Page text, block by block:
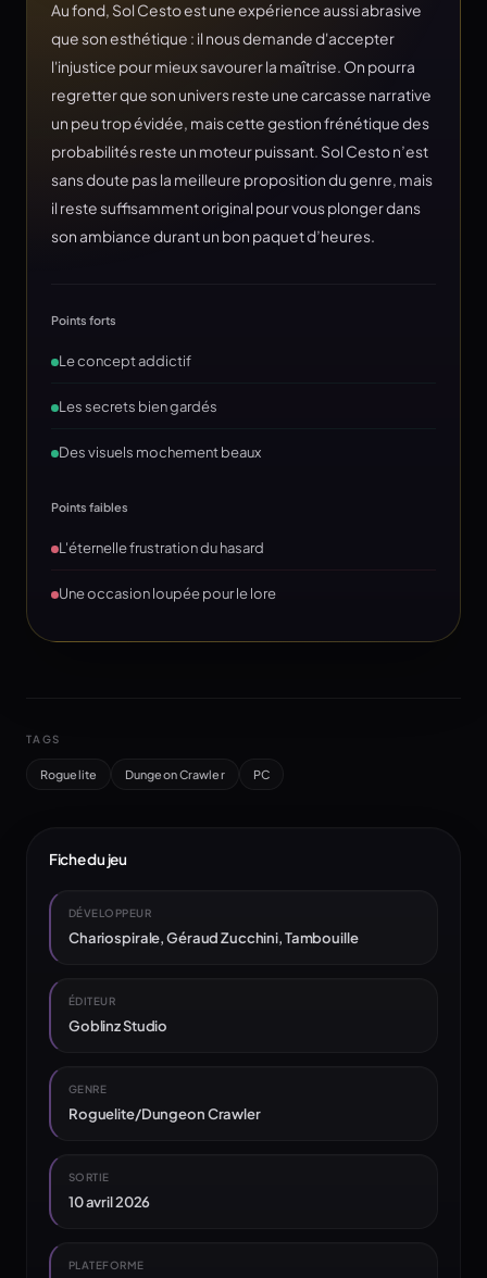
Au fond, Sol Cesto est une expérience aussi abrasive
que son esthétique : il nous demande d'accepter
l'injustice pour mieux savourer la maîtrise. On pourra
regretter que son univers reste une carcasse narrative
un peu trop évidée, mais cette gestion frénétique des
probabilités reste un moteur puissant. Sol Cesto n’est
sans doute pas la meilleure proposition du genre, mais
il reste suffisamment original pour vous plonger dans
son ambiance durant un bon paquet d’heures.
Points forts
Le concept addictif
Les secrets bien gardés
Des visuels mochement beaux
Points faibles
L'éternelle frustration du hasard
Une occasion loupée pour le lore
TAGS
Roguelite Dungeon Crawler PC
Fiche du jeu
DÉVELOPPEUR
Chariospirale, Géraud Zucchini, Tambouille
ÉDITEUR
Goblinz Studio
GENRE
Roguelite/Dungeon Crawler
SORTIE
10 avril 2026
PLATEFORME